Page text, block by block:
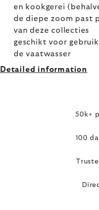
en kookgerei
de diepe zoom past
van deze collecties
geschikt voor
de vaatwasser
Detailed information
50k+
100